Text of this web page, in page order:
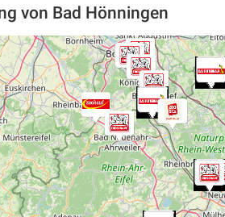
von Bad Hönningen